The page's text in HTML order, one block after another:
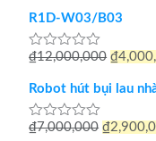
5
sao
là:
R1D-W03/B03
Được
hạng
5
sao
₫12,000,000 Giá
gốc
₫
Robot hút bụi lau
Được
₫7,000,000 Giá
₫